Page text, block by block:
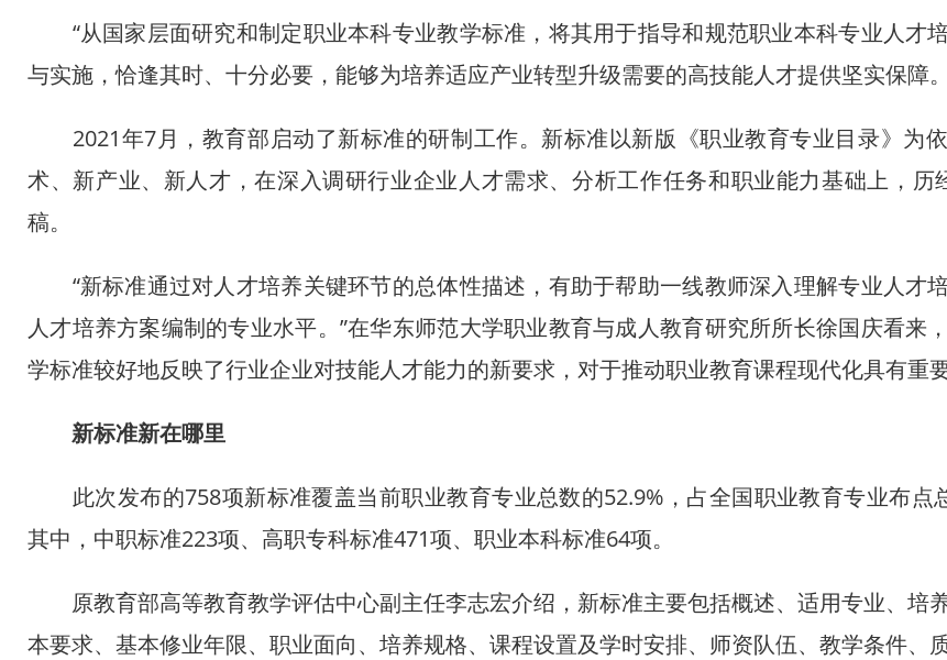
“从国家层面研究和制定职业本科专业教学标准，将其用于指导和规范职业本科专业人才
与实施，恰逢其时、十分必要，能够为培养适应产业转型升级需要的高技能人才提供坚实保障。
2021年7月，教育部启动了新标准的研制工作。新标准以新版《职业教育专业目录》为
术、新产业、新人才，在深入调研行业企业人才需求、分析工作任务和职业能力基础上，历
稿。
“新标准通过对人才培养关键环节的总体性描述，有助于帮助一线教师深入理解专业人才
人才培养方案编制的专业水平。”在华东师范大学职业教育与成人教育研究所所长徐国庆看来
学标准较好地反映了行业企业对技能人才能力的新要求，对于推动职业教育课程现代化具有重要
新标准新在哪里
此次发布的758项新标准覆盖当前职业教育专业总数的52.9%，占全国职业教育专业布点
其中，中职标准223项、高职专科标准471项、职业本科标准64项。
原教育部高等教育教学评估中心副主任李志宏介绍，新标准主要包括概述、适用专业、培
本要求、基本修业年限、职业面向、培养规格、课程设置及学时安排、师资队伍、教学条件、